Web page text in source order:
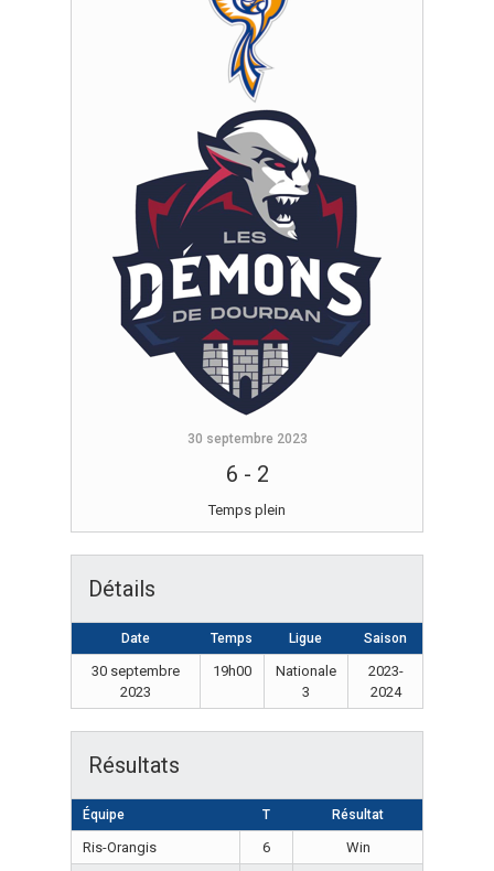
30 septembre 2023
6 - 2
Temps plein
Détails
Date Temps Ligue Saison
30 septembre
2023
19h00
Nationale
3
2023-
2024
Résultats
Équipe T Résultat
Ris-Orangis 6
Win